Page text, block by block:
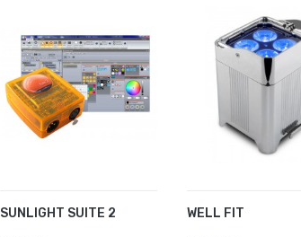
SUNLIGHT SUITE 2
AJOUTER AU PANIER WELL FITAJOUTER AU